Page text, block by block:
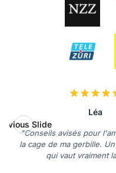
Léa
"Conseils avisés pour
la cage de ma gerbille.
qui vaut vraiment
Slide